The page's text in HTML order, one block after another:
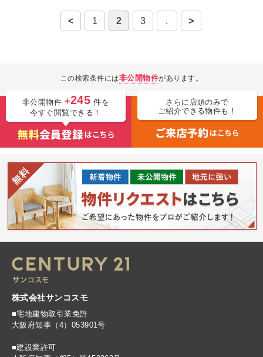
< 1 2 3 . >
この検索条件には非公開物件があります。
非公開物件 +245 件を
今すぐ閲覧できる！
さらに店頭のみで
ご紹介できる物件も！
株式会社サンコスモ
■宅地建物取引業免許
大阪府知事（4）053901号
■建設業許可